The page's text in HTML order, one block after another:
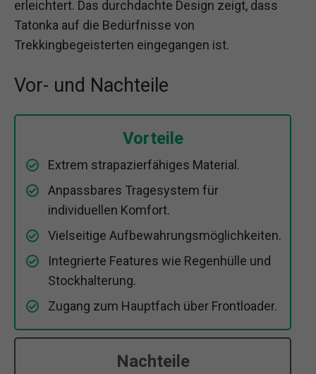
erleichtert. Das durchdachte Design zeigt, dass
Tatonka auf die Bedürfnisse von
Trekkingbegeisterten eingegangen ist.
Vor- und Nachteile
Vorteile
Extrem strapazierfähiges Material.
Anpassbares Tragesystem für
individuellen Komfort.
Vielseitige Aufbewahrungsmöglichkeiten.
Integrierte Features wie Regenhülle und
Stockhalterung.
Zugang zum Hauptfach über Frontloader.
Nachteile